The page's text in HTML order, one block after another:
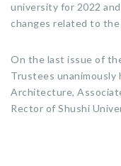
university for 2022
changes related to
On the last issue of
Trustees unanimously
Architecture,
Rector of Shushi